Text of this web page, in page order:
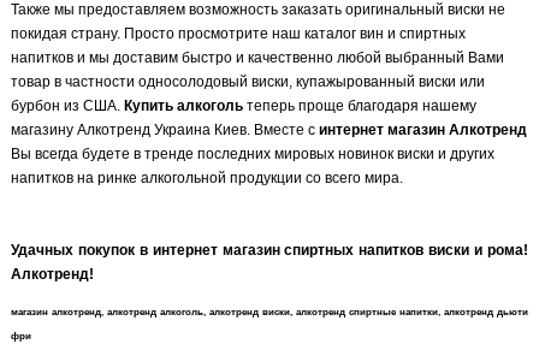
Также мы предоставляем возможность заказать оригинальный виски не
покидая страну. Просто просмотрите наш каталог вин и спиртных
напитков и мы доставим быстро и качественно любой выбранный Вами
товар в частности односолодовый виски, купажырованный виски или
бурбон из США. Купить алкоголь теперь проще благодаря нашему
магазину Алкотренд Украина Киев. Вместе с интернет магазин Алкотренд
Вы всегда будете в тренде последних мировых новинок виски и других
напитков на ринке алкогольной продукции со всего мира.
Удачных покупок в интернет магазин спиртных напитков виски и рома!
Алкотренд!
магазин алкотренд, алкотренд алкоголь, алкотренд виски, алкотренд спиртные напитки, алкотренд дьюти
фри